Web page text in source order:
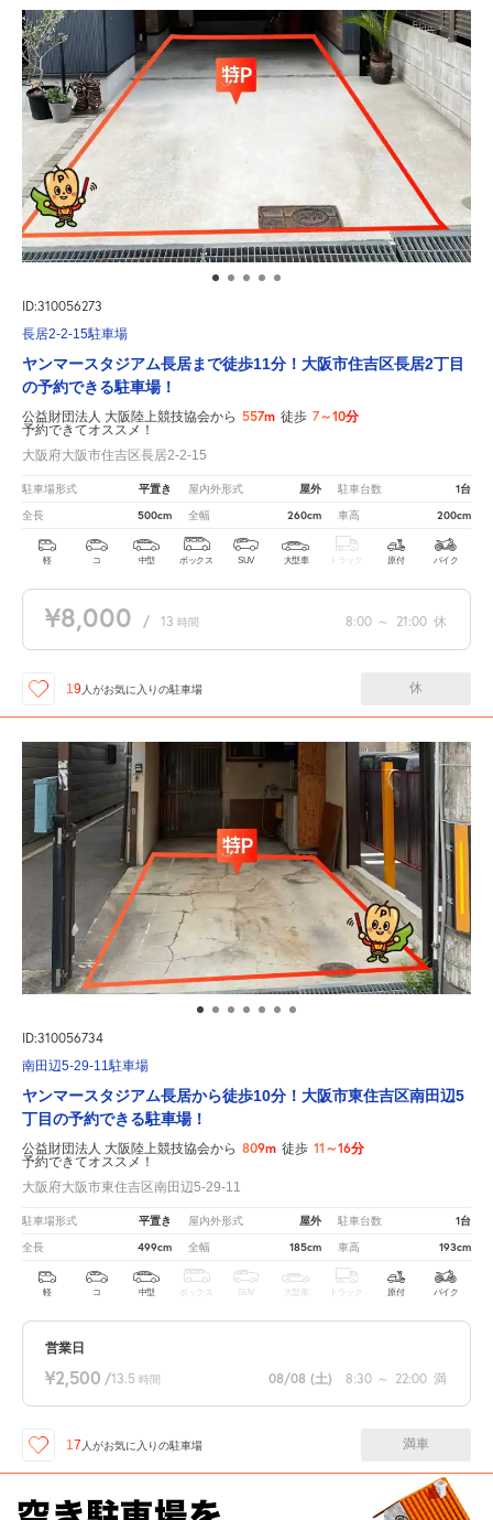
ID:310056273
長居2-2-15駐車場
ヤンマースタジアム長居まで徒歩11分！大阪市住吉区長居2丁目
の予約できる駐車場！
公益財団法人 大阪陸上競技協会から 557m 徒歩 7～10分
予約できてオススメ！
大阪府大阪市住吉区長居2-2-15
駐車場形式 平置き 屋内外形式 屋外 駐車台数 1台
全長 500cm 全幅 260cm 車高 200cm
軽 コ 中型 ボックス SUV 大型車 トラック 原付 バイク
¥8,000 / 13 時間 8:00 ～ 21:00 休
19 人がお気に入りの駐車場 休
ID:310056734
南田辺5-29-11駐車場
ヤンマースタジアム長居から徒歩10分！大阪市東住吉区南田辺5
丁目の予約できる駐車場！
公益財団法人 大阪陸上競技協会から 809m 徒歩 11～16分
予約できてオススメ！
大阪府大阪市東住吉区南田辺5-29-11
駐車場形式 平置き 屋内外形式 屋外 駐車台数 1台
全長 499cm 全幅 185cm 車高 193cm
軽 コ 中型 ボックス SUV 大型車 トラック 原付 バイク
営業日
¥2,500 /13.5 時間 08/08 (土) 8:30 ～ 22:00 満
17 人がお気に入りの駐車場 満車